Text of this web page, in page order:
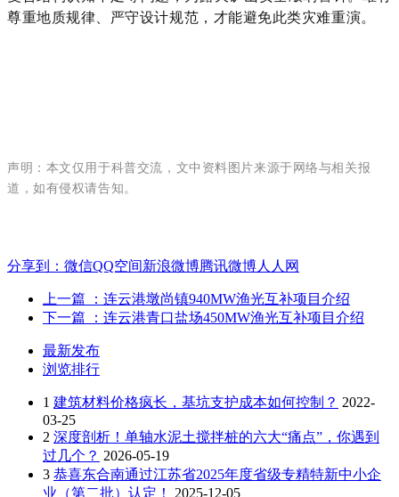
尊重地质规律、严守设计规范，才能避免此类灾难重演。
声明：本文仅用于科普交流，文中资料图片来源于网络与相关报
道，如有侵权请告知。
分享到： 微信QQ空间新浪微博腾讯微博人人网
上一篇
：连云港墩尚镇940MW渔光互补项目介绍
下一篇
：连云港青口盐场450MW渔光互补项目介绍
最新发布
浏览排行
1 建筑材料价格疯长，基坑支护成本如何控制？ 2022-
03-25
2 深度剖析！单轴水泥土搅拌桩的六大“痛点”，你遇到
过几个？ 2026-05-19
3 恭喜东合南通过江苏省2025年度省级专精特新中小企
业（第二批）认定！
2025-12-05